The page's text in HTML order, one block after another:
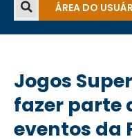
ÁREA DO
Jogos
fazer parte
eventos da